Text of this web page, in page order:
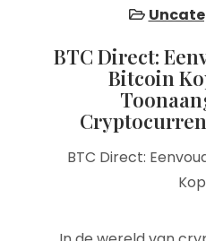
BTC Direct:
Bitcoin
BTC Direct: